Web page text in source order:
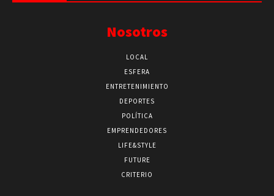
Nosotros
LOCAL
ESFERA
ENTRETENIMIENTO
DEPORTES
POLÍTICA
EMPRENDEDORES
LIFE&STYLE
FUTURE
CRITERIO